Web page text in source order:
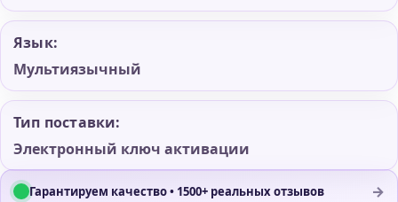
Язык:
Мультиязычный
Тип поставки:
Электронный ключ активации
Гарантируем качество • 1500+ реальных отзывов →